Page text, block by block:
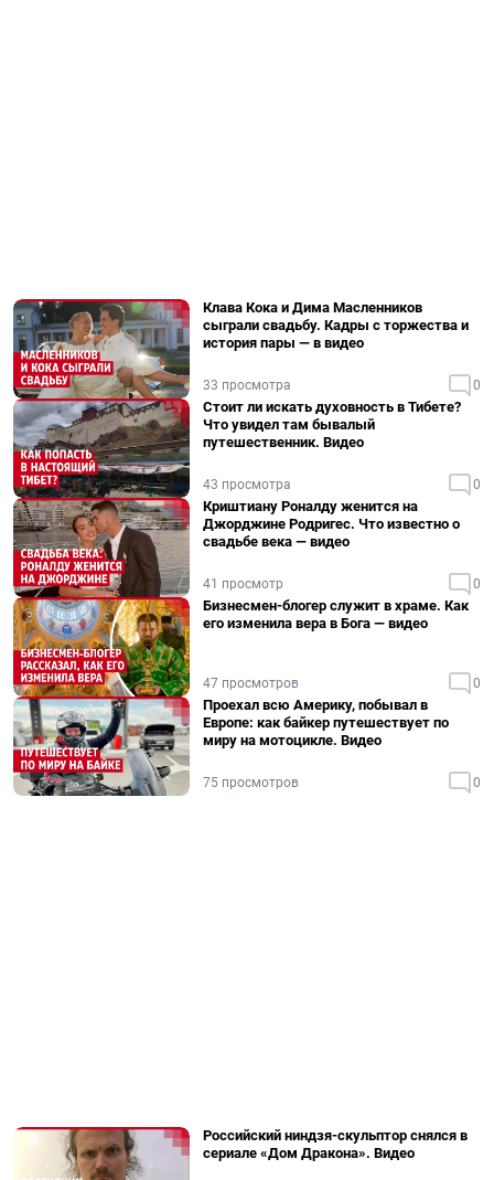
Клава Кока и Дима Масленников
сыграли свадьбу. Кадры с торжества и
история пары — в видео
33 просмотра 0
Стоит ли искать духовность в Тибете?
Что увидел там бывалый
путешественник. Видео
43 просмотра 0
Криштиану Роналду женится на
Джорджине Родригес. Что известно о
свадьбе века — видео
41 просмотр 0
Бизнесмен-блогер служит в храме. Как
его изменила вера в Бога — видео
47 просмотров 0
Проехал всю Америку, побывал в
Европе: как байкер путешествует по
миру на мотоцикле. Видео
75 просмотров 0
Российский ниндзя-скульптор снялся в
сериале «Дом Дракона». Видео